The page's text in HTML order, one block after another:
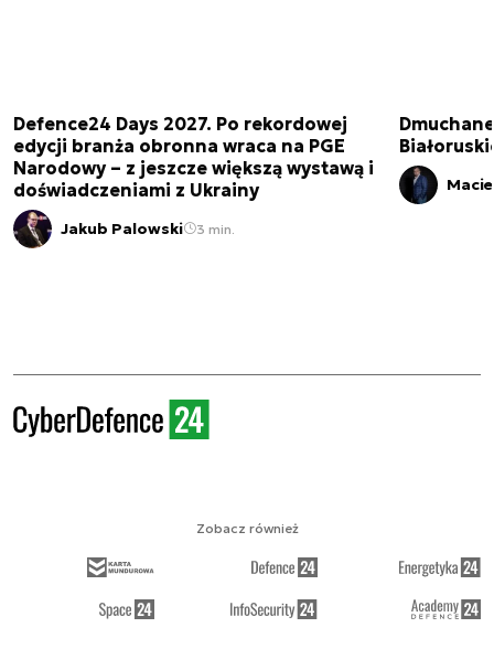
Defence24 Days 2027. Po rekordowej
edycji branża obronna wraca na PGE
Narodowy – z jeszcze większą wystawą i
doświadczeniami z Ukrainy
Jakub Palowski 3 min.
Zobacz również